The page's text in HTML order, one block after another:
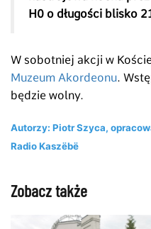
H0 o długości blisko
W sobotniej akcji w
Muzeum Akordeonu.
będzie wolny.
Autorzy: Piotr Szyca,
Radio Kaszëbë
Zobacz także